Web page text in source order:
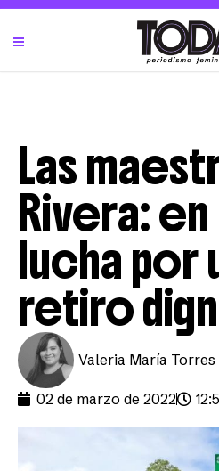
Las
Rivera:
lucha por
retiro
Valeria María Torres
02 de marzo de 2022